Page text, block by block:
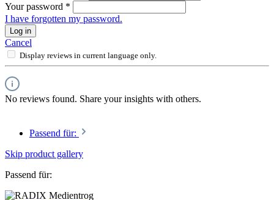
Your password *
I have forgotten my password.
Log in
Cancel
Display reviews in current language only.
No reviews found. Share your insights with others.
Passend für:
Skip product gallery
Passend für: